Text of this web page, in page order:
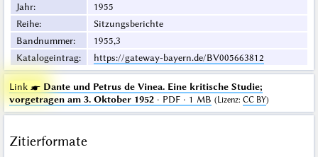
Jahr:
1955
Reihe:
Sitzungsberichte
Bandnummer:
1955,3
Katalogeintrag: https://gateway-bayern.de/BV005663812
Link ☛ Dante und Petrus de Vinea. Eine kritische Studie;
vorgetragen am 3. Oktober 1952· PDF · 1 MB (Lizenz: CC BY)
Zitierformate